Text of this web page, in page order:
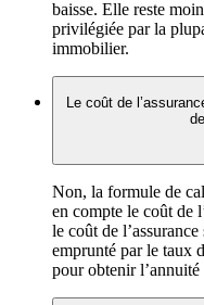
baisse. Elle reste
privilégiée par la
immobilier.
Le coût de
Non, la formule de
en compte le coût de
le coût de
emprunté par le taux
pour obtenir l’annuité